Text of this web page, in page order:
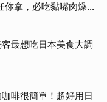
拿，必吃黏嘴肉燥
最想吃日本美食大調
啡很簡單！超好用日